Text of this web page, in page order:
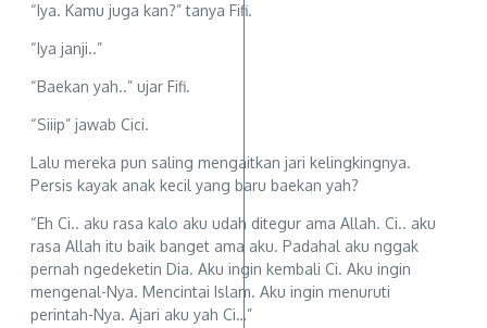
“Iya. Kamu juga kan?” tanya Fifi.
“Iya janji..”
“Baekan yah..” ujar Fifi.
“Siiip” jawab Cici.
Lalu mereka pun saling mengaitkan jari kelingkingnya.
Persis kayak anak kecil yang baru baekan yah?
“Eh Ci.. aku rasa kalo aku udah ditegur ama Allah. Ci.. aku
rasa Allah itu baik banget ama aku. Padahal aku nggak
pernah ngedeketin Dia. Aku ingin kembali Ci. Aku ingin
mengenal-Nya. Mencintai Islam. Aku ingin menuruti
perintah-Nya. Ajari aku yah Ci…”